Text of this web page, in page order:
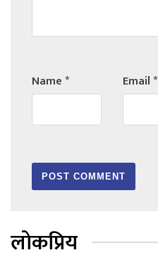
Name* Email*
लोकप्रिय